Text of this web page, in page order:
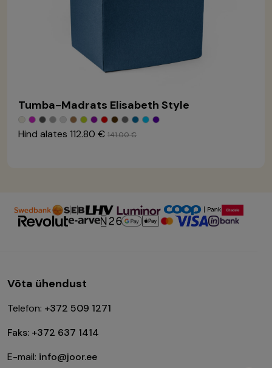
Tumba-Madrats Elisabeth Style
Hind alates 112.80 € 141.00 €
Võta ühendust
Telefon: +372 509 1271
Faks: +372 637 1414
E-mail: info@joor.ee